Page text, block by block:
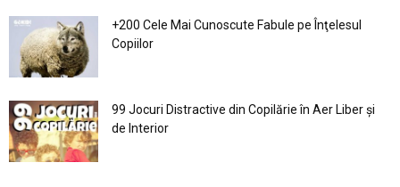
+200 Cele Mai Cunoscute Fabule pe Înţelesul
Copiilor
99 Jocuri Distractive din Copilărie în Aer Liber şi
de Interior